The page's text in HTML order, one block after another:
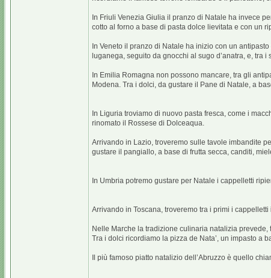
In Friuli Venezia Giulia il pranzo di Natale ha invece
cotto al forno a base di pasta dolce lievitata e con un
In Veneto il pranzo di Natale ha inizio con un
luganega, seguito da gnocchi al sugo d’anatra, e, tra
In Emilia Romagna non possono mancare, tra gli
Modena. Tra i dolci, da gustare il Pane di Natale, a
In Liguria troviamo di nuovo pasta fresca, come i
rinomato il Rossese di Dolceaqua.
Arrivando in Lazio, troveremo sulle tavole imbandite
gustare il pangiallo, a base di frutta secca, canditi,
In Umbria potremo gustare per Natale i cappelletti
Arrivando in Toscana, troveremo tra i primi i
Nelle Marche la tradizione culinaria natalizia
Tra i dolci ricordiamo la pizza de Nata’, un impasto a
Il più famoso piatto natalizio dell’Abruzzo è quello